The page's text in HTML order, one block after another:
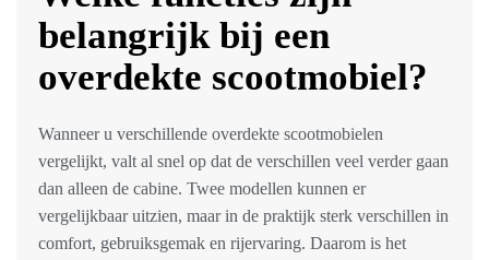
belangrijk bij een
overdekte scootmobiel?
Wanneer u verschillende overdekte scootmobielen
vergelijkt, valt al snel op dat de verschillen veel verder gaan
dan alleen de cabine. Twee modellen kunnen er
vergelijkbaar uitzien, maar in de praktijk sterk verschillen in
comfort, gebruiksgemak en rijervaring. Daarom is het